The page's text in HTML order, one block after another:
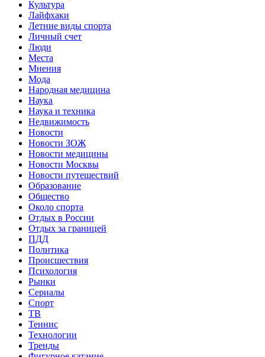
Культура
Лайфхаки
Летние виды спорта
Личный счет
Люди
Места
Мнения
Мода
Народная медицина
Наука
Наука и техника
Недвижимость
Новости
Новости ЗОЖ
Новости медицины
Новости Москвы
Новости путешествий
Образование
Общество
Около спорта
Отдых в России
Отдых за границей
ПДД
Политика
Происшествия
Психология
Рынки
Сериалы
Спорт
ТВ
Теннис
Технологии
Тренды